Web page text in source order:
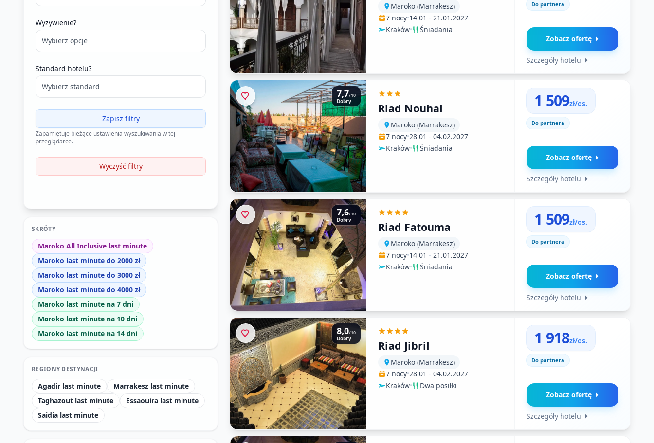
Wyżywienie?
Wybierz opcje
Standard hotelu?
Wybierz standard
Zapisz filtry
Zapamiętuje bieżące ustawienia wyszukiwania w tej
przeglądarce.
Wyczyść filtry
SKRÓTY
Maroko All Inclusive last minute
Maroko last minute do 2000 zł
Maroko last minute do 3000 zł
Maroko last minute do 4000 zł
Maroko last minute na 7 dni
Maroko last minute na 10 dni
Maroko last minute na 14 dni
REGIONY DESTYNACJI
Agadir last minute
Marrakesz last minute
Taghazout last minute
Essaouira last minute
Saidia last minute
Maroko (Marrakesz)
7 nocy•14.01 - 21.01.2027
Kraków• Śniadania
Do partnera
Zobacz ofertę
Szczegóły hotelu
7,7/10
Dobry Riad Nouhal
Maroko (Marrakesz)
7 nocy•28.01 - 04.02.2027
Kraków• Śniadania
1 509zł/os.
Do partnera
Zobacz ofertę
Szczegóły hotelu
7,6/10
Dobry Riad Fatouma
Maroko (Marrakesz)
7 nocy•14.01 - 21.01.2027
Kraków• Śniadania
1 509zł/os.
Do partnera
Zobacz ofertę
Szczegóły hotelu
8,0/10
Dobry Riad Jibril
Maroko (Marrakesz)
7 nocy•28.01 - 04.02.2027
Kraków• Dwa posiłki
1 918zł/os.
Do partnera
Zobacz ofertę
Szczegóły hotelu